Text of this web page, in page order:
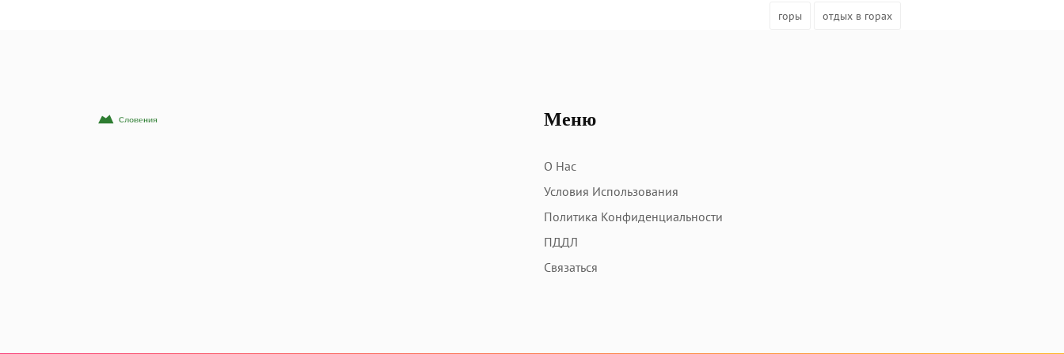
горы отдых в горах
Меню
О Нас
Условия Использования
Политика Конфиденциальности
ПДДЛ
Связаться